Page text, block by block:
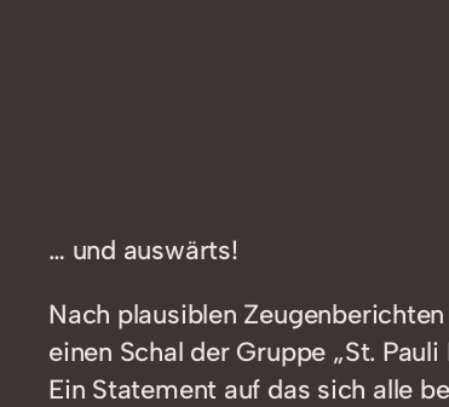
… und auswärts!
Nach plausiblen
einen Schal der Gruppe „St.
Ein Statement auf das sich alle